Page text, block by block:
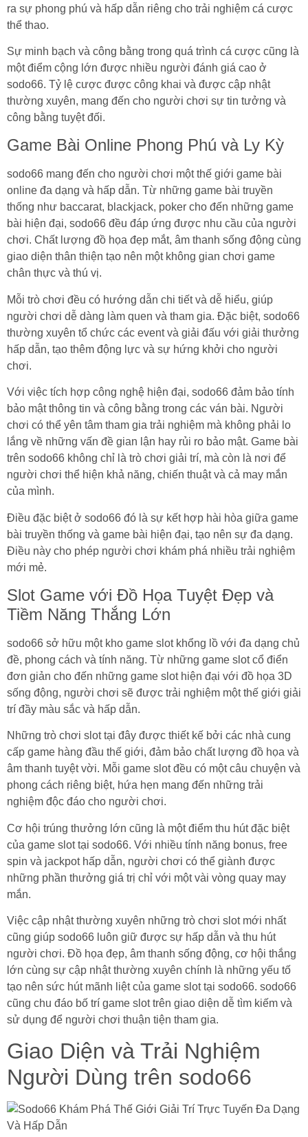
ra sự phong phú và hấp dẫn riêng cho trải nghiệm cá cược
thể thao.
Sự minh bạch và công bằng trong quá trình cá cược cũng là
một điểm cộng lớn được nhiều người đánh giá cao ở
sodo66. Tỷ lệ cược được công khai và được cập nhật
thường xuyên, mang đến cho người chơi sự tin tưởng và
công bằng tuyệt đối.
Game Bài Online Phong Phú và Ly Kỳ
sodo66 mang đến cho người chơi một thế giới game bài
online đa dạng và hấp dẫn. Từ những game bài truyền
thống như baccarat, blackjack, poker cho đến những game
bài hiện đại, sodo66 đều đáp ứng được nhu cầu của người
chơi. Chất lượng đồ họa đẹp mắt, âm thanh sống động cùng
giao diện thân thiện tạo nên một không gian chơi game
chân thực và thú vị.
Mỗi trò chơi đều có hướng dẫn chi tiết và dễ hiểu, giúp
người chơi dễ dàng làm quen và tham gia. Đặc biệt, sodo66
thường xuyên tổ chức các event và giải đấu với giải thưởng
hấp dẫn, tạo thêm động lực và sự hứng khởi cho người
chơi.
Với việc tích hợp công nghệ hiện đại, sodo66 đảm bảo tính
bảo mật thông tin và công bằng trong các ván bài. Người
chơi có thể yên tâm tham gia trải nghiệm mà không phải lo
lắng về những vấn đề gian lận hay rủi ro bảo mật. Game bài
trên sodo66 không chỉ là trò chơi giải trí, mà còn là nơi để
người chơi thể hiện khả năng, chiến thuật và cả may mắn
của mình.
Điều đặc biệt ở sodo66 đó là sự kết hợp hài hòa giữa game
bài truyền thống và game bài hiện đại, tạo nên sự đa dạng.
Điều này cho phép người chơi khám phá nhiều trải nghiệm
mới mẻ.
Slot Game với Đồ Họa Tuyệt Đẹp và
Tiềm Năng Thắng Lớn
sodo66 sở hữu một kho game slot khổng lồ với đa dạng chủ
đề, phong cách và tính năng. Từ những game slot cổ điển
đơn giản cho đến những game slot hiện đại với đồ họa 3D
sống động, người chơi sẽ được trải nghiệm một thế giới giải
trí đầy màu sắc và hấp dẫn.
Những trò chơi slot tại đây được thiết kế bởi các nhà cung
cấp game hàng đầu thế giới, đảm bảo chất lượng đồ họa và
âm thanh tuyệt vời. Mỗi game slot đều có một câu chuyện và
phong cách riêng biệt, hứa hẹn mang đến những trải
nghiệm độc đáo cho người chơi.
Cơ hội trúng thưởng lớn cũng là một điểm thu hút đặc biệt
của game slot tại sodo66. Với nhiều tính năng bonus, free
spin và jackpot hấp dẫn, người chơi có thể giành được
những phần thưởng giá trị chỉ với một vài vòng quay may
mắn.
Việc cập nhật thường xuyên những trò chơi slot mới nhất
cũng giúp sodo66 luôn giữ được sự hấp dẫn và thu hút
người chơi. Đồ họa đẹp, âm thanh sống động, cơ hội thắng
lớn cùng sự cập nhật thường xuyên chính là những yếu tố
tạo nên sức hút mãnh liệt của game slot tại sodo66. sodo66
cũng chu đáo bố trí game slot trên giao diện dễ tìm kiếm và
sử dụng để người chơi thuận tiện tham gia.
Giao Diện và Trải Nghiệm
Người Dùng trên sodo66